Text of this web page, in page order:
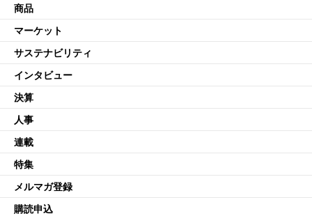
商品
マーケット
サステナビリティ
インタビュー
決算
人事
連載
特集
メルマガ登録
購読申込